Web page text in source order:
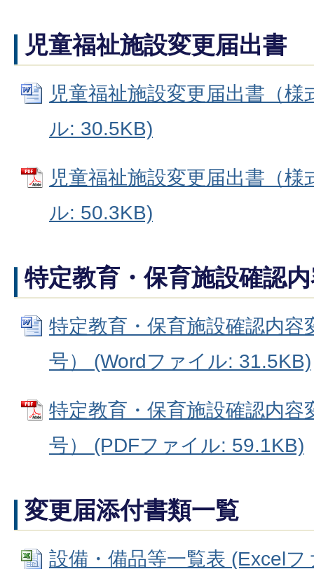
児童福祉施設変更届出書
児童福祉施設変更届出書（
ル: 30.5KB)
児童福祉施設変更届出書（
ル: 50.3KB)
特定教育・保育施設確認
特定教育・保育施設確認内容
号） (Wordファイル: 31.5KB)
特定教育・保育施設確認内容
号） (PDFファイル: 59.1KB)
変更届添付書類一覧
設備・備品等一覧表 (Excel